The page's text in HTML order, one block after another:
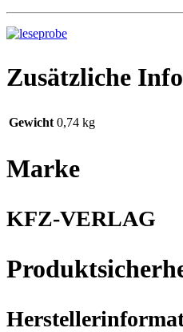
Zusätzliche
Gewicht 0,74 kg
Marke
KFZ-VERLAG